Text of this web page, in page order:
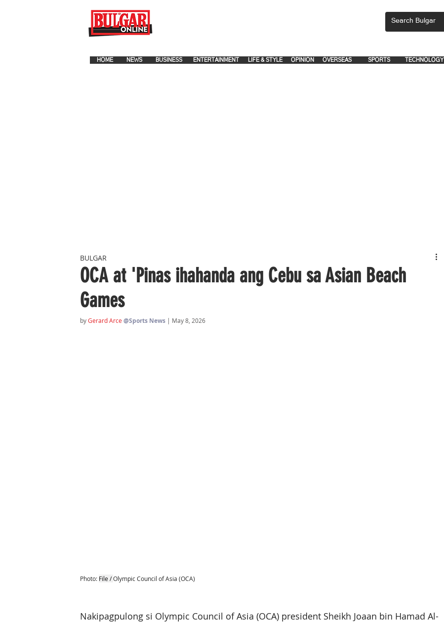
TECHNOLOGY
SPORTS
OVERSEAS
OPINION
LIFE & STYLE
ENTERTAINMENT
NEWS
HOME BUSINESS . .
OCA at 'Pinas ihahanda ang Cebu sa Asian Beach
Games
BULGAR
by Gerard Arce @Sports News | May 8, 2026
Photo: File / Olympic Council of Asia (OCA)
Nakipagpulong si Olympic Council of Asia (OCA) president Sheikh Joaan bin Hamad Al-